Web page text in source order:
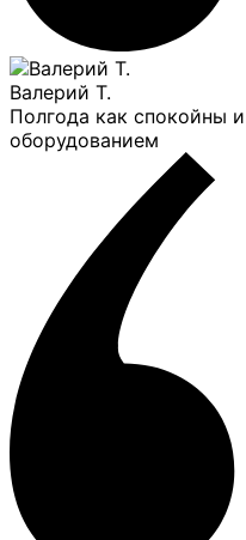
Валерий Т.
Полгода как спокойны
оборудованием